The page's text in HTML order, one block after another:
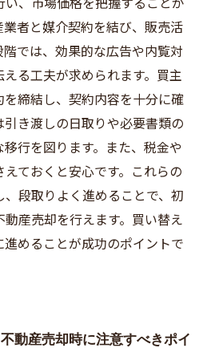
者と媒介契約を結び、販売活
では、効果的な広告や内覧対
る工夫が求められます。買主
締結し、契約内容を十分に確
き渡しの日取りや必要書類の
行を図ります。また、税金や
ておくと安心です。これらの
段取りよく進めることで、初
産売却を行えます。買い替え
めることが成功のポイントで
動産売却時に注意すべきポイ